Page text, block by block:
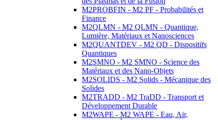
M2PROBFIN - M2 PF - Probabilités et
Finance
M2QLMN - M2 QLMN - Quantique,
Lumière, Matériaux et Nanosciences
M2QUANTDEV - M2 QD - Dispositifs
Quantiques
M2SMNO - M2 SMNO - Science des
Matériaux et des Nano-Objets
M2SOLIDS - M2 Solids - Mécanique des
Solides
M2TRADD - M2 TraDD - Transport et
Développement Durable
M2WAPE - M2 WAPE - Eau, Air,